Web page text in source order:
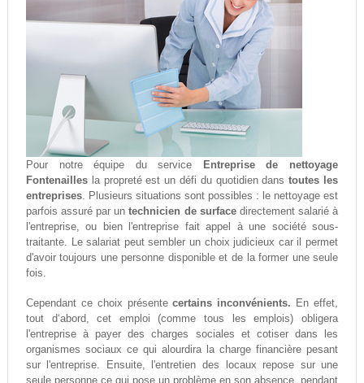
Pour notre équipe du service
Entreprise de nettoyage
Fontenaillesla propreté est un défi du quotidien danstoutes les
entreprises. Plusieurs situations sont possibles : le nettoyage est
parfois assuré par untechnicien de surfacedirectement salarié à
l'entreprise, ou bien l'entreprise fait appel à une société sous-
traitante. Le salariat peut sembler un choix judicieux car il permet
d'avoir toujours une personne disponible et de la former une seule
fois.
Cependant ce choix présentecertains inconvénients. En effet,
tout d‘abord, cet emploi (comme tous les emplois) obligera
l'entreprise à payer des charges sociales et cotiser dans les
organismes sociaux ce qui alourdira la charge financière pesant
sur l'entreprise. Ensuite, l'entretien des locaux repose sur une
seule personne ce qui pose un problème en son absence, pendant